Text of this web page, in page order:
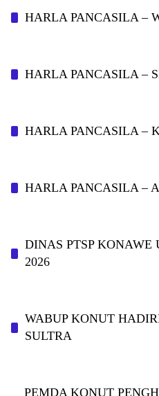
HARLA PANCASILA –
HARLA PANCASILA –
HARLA PANCASILA –
HARLA PANCASILA –
DINAS PTSP
2026
WABUP KONUT
SULTRA
PEMDA KONUT